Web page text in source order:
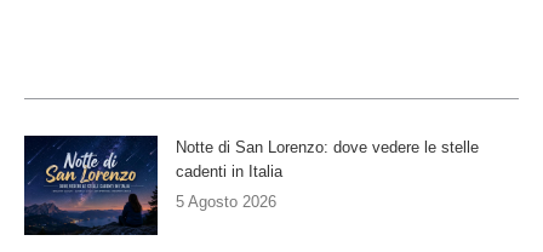
Notte di San Lorenzo: dove vedere le stelle
cadenti in Italia
5 Agosto 2026